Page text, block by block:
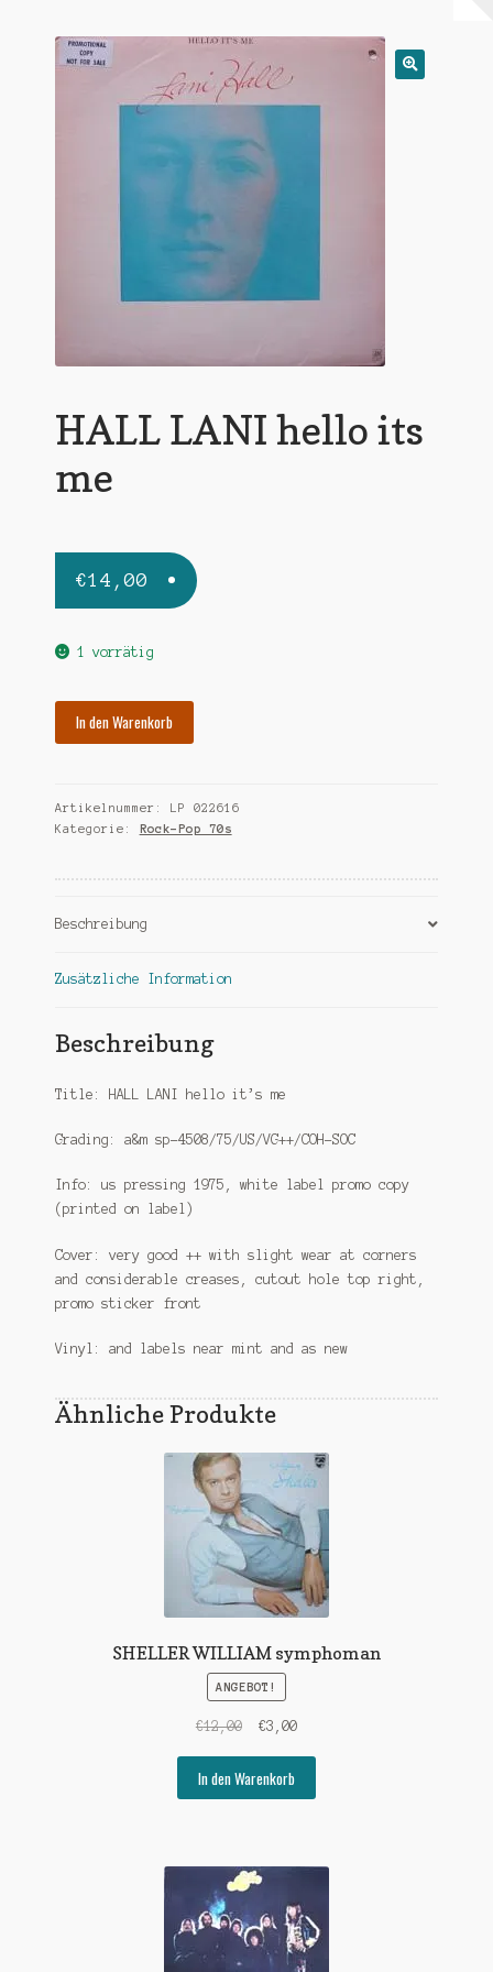
Warenkorb
HALL LANI hello its
me
€14,00
1 vorrätig
me
Menge
In den Warenkorb
Artikelnummer: LP 022616
Kategorie: Rock-Pop 70s
Beschreibung
Zusätzliche Information
Beschreibung
Title: HALL LANI hello it’s me
Grading: a&m sp-4508/75/US/VG++/COH-SOC
Info: us pressing 1975, white label promo copy
(printed on label)
Cover: very good ++ with slight wear at corners
and considerable creases, cutout hole top right,
promo sticker front
Vinyl: and labels near mint and as new
Ähnliche Produkte
SHELLER WILLIAM symphoman
ANGEBOT!
€12,00
Ursprünglicher
war:
€12,00
€3,00Aktueller
€3,00.
In den Warenkorb